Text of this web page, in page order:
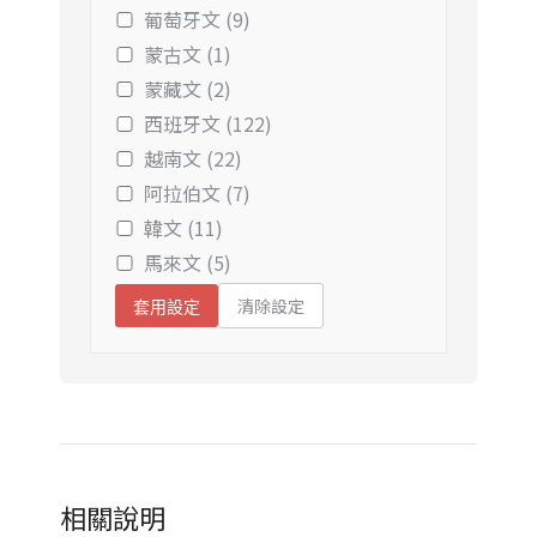
葡萄牙文 (9)
蒙古文 (1)
蒙藏文 (2)
西班牙文 (122)
越南文 (22)
阿拉伯文 (7)
韓文 (11)
馬來文 (5)
套用設定 清除設定
相關說明